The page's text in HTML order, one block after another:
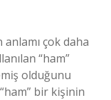
çok daha
“ham”
olduğunu
bir kişinin